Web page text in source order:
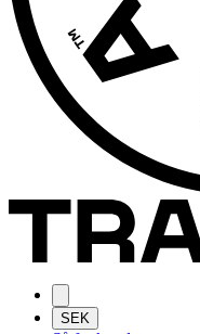
SEK